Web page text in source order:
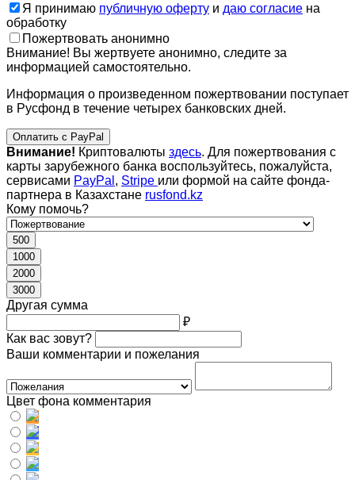
Я принимаю публичную оферту и даю согласие на
обработку
Пожертвовать анонимно
Внимание! Вы жертвуете анонимно, следите за
информацией самостоятельно.
Информация о произведенном пожертвовании поступает
в Русфонд в течение четырех банковских дней.
Оплатить с PayPal
Внимание! Криптовалюты здесь. Для пожертвования с
карты зарубежного банка воспользуйтесь, пожалуйста,
сервисами PayPal , Stripe или формой на сайте фонда-
партнера в Казахстане rusfond.kz
Кому помочь?
500
1000
2000
3000
Другая сумма
₽
Как вас зовут?
Ваши комментарии и пожелания
Цвет фона комментария